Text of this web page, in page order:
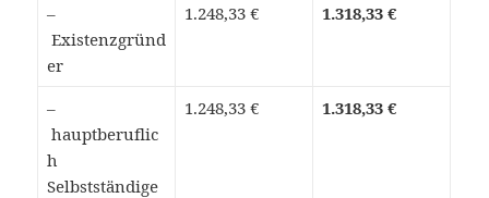
–
Existenzgründ
er
1.248,33 € 1.318,33 €
–
hauptberuflic
h
Selbstständige
1.248,33 € 1.318,33 €